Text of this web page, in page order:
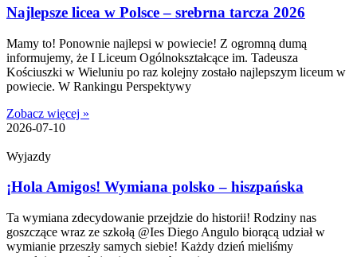
Najlepsze licea w Polsce – srebrna tarcza 2026
Mamy to! Ponownie najlepsi w powiecie! Z ogromną dumą
informujemy, że I Liceum Ogólnokształcące im. Tadeusza
Kościuszki w Wieluniu po raz kolejny zostało najlepszym liceum w
powiecie. W Rankingu Perspektywy
Zobacz więcej »
2026-07-10
Wyjazdy
¡Hola Amigos! Wymiana polsko – hiszpańska
Ta wymiana zdecydowanie przejdzie do historii! Rodziny nas
goszczące wraz ze szkołą @Ies Diego Angulo biorącą udział w
wymianie przeszły samych siebie! Każdy dzień mieliśmy